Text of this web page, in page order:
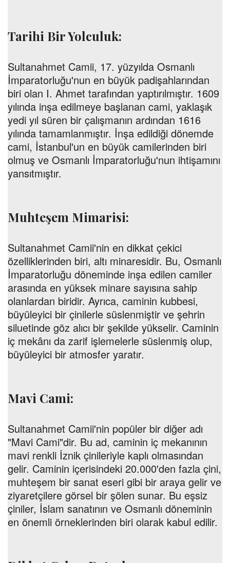
Tarihi Bir Yolculuk:
Sultanahmet Camii, 17. yüzyılda Osmanlı
İmparatorluğu'nun en büyük padişahlarından
biri olan I. Ahmet tarafından yaptırılmıştır. 1609
yılında inşa edilmeye başlanan cami, yaklaşık
yedi yıl süren bir çalışmanın ardından 1616
yılında tamamlanmıştır. İnşa edildiği dönemde
cami, İstanbul'un en büyük camilerinden biri
olmuş ve Osmanlı İmparatorluğu'nun ihtişamını
yansıtmıştır.
Muhteşem Mimarisi:
Sultanahmet Camii'nin en dikkat çekici
özelliklerinden biri, altı minaresidir. Bu, Osmanlı
İmparatorluğu döneminde inşa edilen camiler
arasında en yüksek minare sayısına sahip
olanlardan biridir. Ayrıca, caminin kubbesi,
büyüleyici bir çinilerle süslenmiştir ve şehrin
siluetinde göz alıcı bir şekilde yükselir. Caminin
iç mekânı da zarif işlemelerle süslenmiş olup,
büyüleyici bir atmosfer yaratır.
Mavi Cami:
Sultanahmet Camii'nin popüler bir diğer adı
"Mavi Cami"dir. Bu ad, caminin iç mekanının
mavi renkli İznik çinileriyle kaplı olmasından
gelir. Caminin içerisindeki 20.000'den fazla çini,
muhteşem bir sanat eseri gibi bir araya gelir ve
ziyaretçilere görsel bir şölen sunar. Bu eşsiz
çiniler, İslam sanatının ve Osmanlı döneminin
en önemli örneklerinden biri olarak kabul edilir.